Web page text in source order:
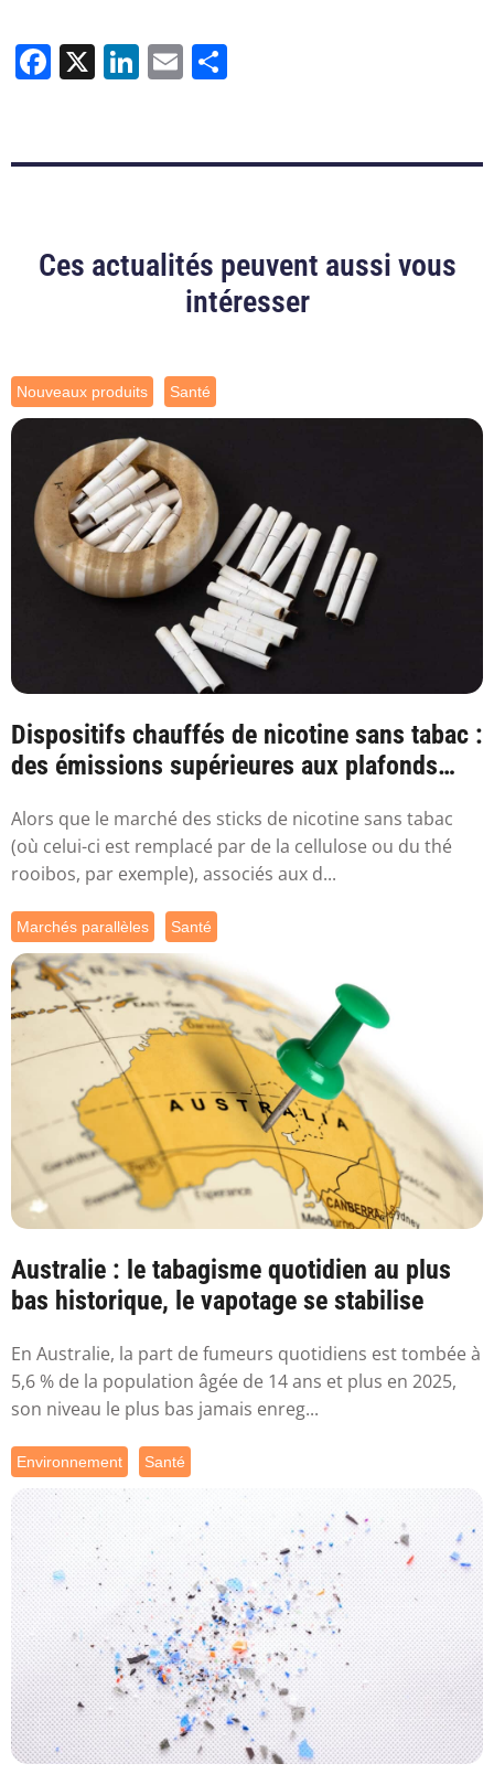
Facebook
X LinkedIn
Email
Ces actualités peuvent aussi vous
intéresser
Nouveaux produits Santé
Dispositifs chauffés de nicotine sans tabac :
des émissions supérieures aux plafonds
Alors que le marché des sticks de nicotine sans tabac
(où celui-ci est remplacé par de la cellulose ou du thé
rooibos, par exemple), associés aux d...
Marchés parallèles Santé
Australie : le tabagisme quotidien au plus
bas historique, le vapotage se stabilise
En Australie, la part de fumeurs quotidiens est tombée à
5,6 % de la population âgée de 14 ans et plus en 2025,
son niveau le plus bas jamais enreg...
Environnement Santé